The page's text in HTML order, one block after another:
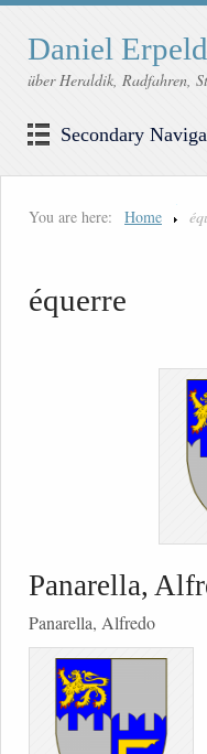
Daniel
über Heraldik, Radfahren,
Secondary
You are here: Home
équerre
Panarella,
Panarella, Alfredo